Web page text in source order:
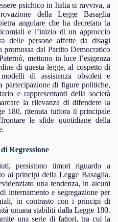
psichico in Italia si ravviva, a
della Legge Basaglia
angolare che ha decretato la
e l’inizio di un approccio
delle persone affette da disagi
dal Partito Democratico
mettono in luce l’esigenza
di questa legge, al cospetto di
di assistenza obsoleti e
partecipazione di figure politiche,
e rappresentanti della società
la rilevanza di difendere la
180, ritenuta tuttora il principale
le sfide quotidiane della
Regressione
persistono timori riguardo a
ai principi della Legge Basaglia.
una tendenza, in alcuni
internamento e segregazione per
in contrasto con i principi di
umana stabiliti dalla Legge 180.
una serie di fattori, tra cui la